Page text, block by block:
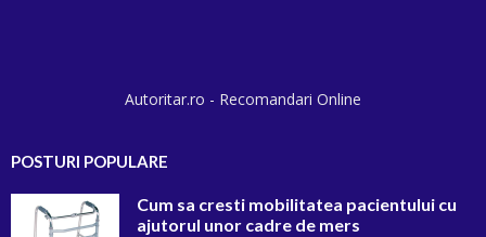
Autoritar.ro - Recomandari Online
POSTURI POPULARE
Cum sa cresti mobilitatea pacientului cu
ajutorul unor cadre de mers